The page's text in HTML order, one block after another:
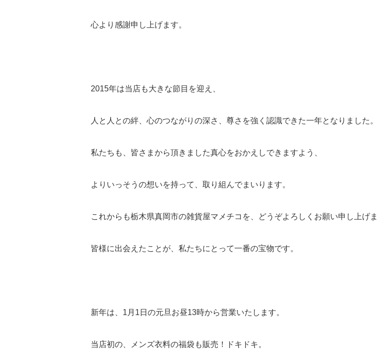
心より感謝申し上げます。
2015年は当店も大きな節目を迎え、
人と人との絆、心のつながりの深さ、尊さを強く認識できた一年となりました。
私たちも、皆さまから頂きました真心をおかえしできますよう、
よりいっそうの想いを持って、取り組んでまいります。
これからも栃木県真岡市の雑貨屋マメチコを、どうぞよろしくお願い申し上げま
皆様に出会えたことが、私たちにとって一番の宝物です。
新年は、1月1日の元旦お昼13時から営業いたします。
当店初の、メンズ衣料の福袋も販売！ドキドキ。